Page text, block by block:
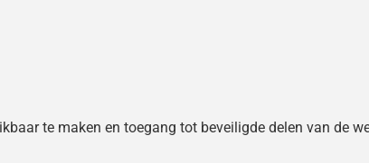
te maken en toegang tot beveiligde delen van de